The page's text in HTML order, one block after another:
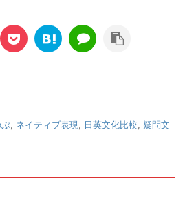
, ネイティブ表現, 日英文化比較, 疑問文